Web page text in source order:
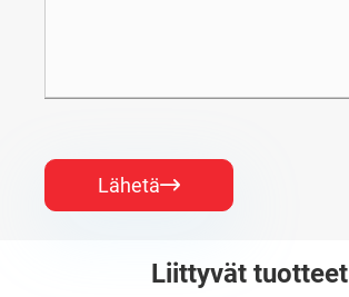
Lähetä
Liittyvät tuotteet